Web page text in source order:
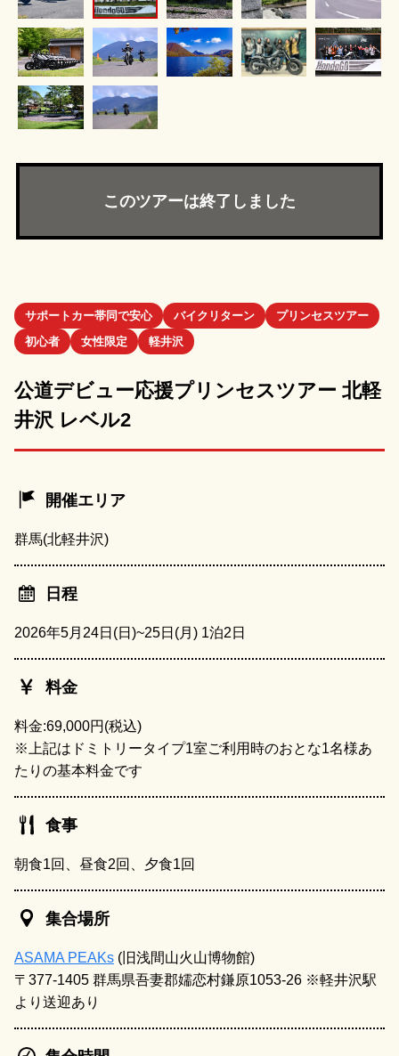
このツアーは終了しました
サポートカー帯同で安心 バイクリターン
プリンセスツアー
初心者
女性限定 軽井沢
公道デビュー応援プリンセスツアー 北軽
井沢 レベル2
開催エリア
群馬(北軽井沢)
日程
2026年5月24日(日)~25日(月) 1泊2日
料金
料金:69,000円(税込)
※上記はドミトリータイプ1室ご利用時のおとな1名様あ
たりの基本料金です
食事
朝食1回、昼食2回、夕食1回
集合場所
ASAMA PEAKs (旧浅間山火山博物館)
〒377-1405 群馬県吾妻郡嬬恋村鎌原1053-26 ※軽井沢駅
より送迎あり